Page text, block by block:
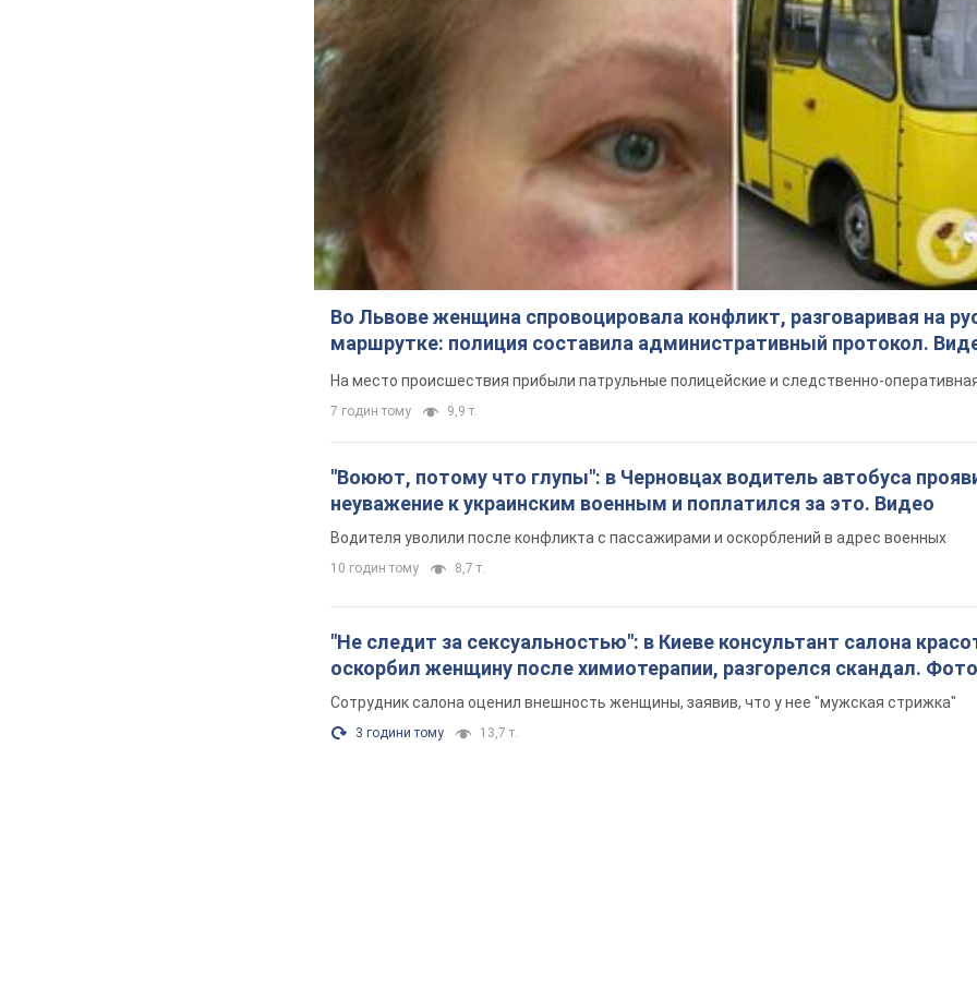
Во Львове женщина спровоцировала конфликт, разговаривая на
маршрутке: полиция составила административный протокол.
На место происшествия прибыли патрульные полицейские и следственно-
7 годин тому 9,9 т.
"Воюют, потому что глупы": в Черновцах водитель автобуса
неуважение к украинским военным и поплатился за это. Видео
Водителя уволили после конфликта с пассажирами и оскорблений в адрес военных
10 годин тому 8,7 т.
"Не следит за сексуальностью": в Киеве консультант салона
оскорбил женщину после химиотерапии, разгорелся скандал. Фото
Сотрудник салона оценил внешность женщины, заявив, что у нее "мужская стрижка"
3 години тому 13,7 т.